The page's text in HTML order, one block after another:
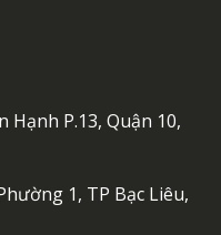
Hạnh P.13, Quận 10,
1, TP Bạc Liêu,